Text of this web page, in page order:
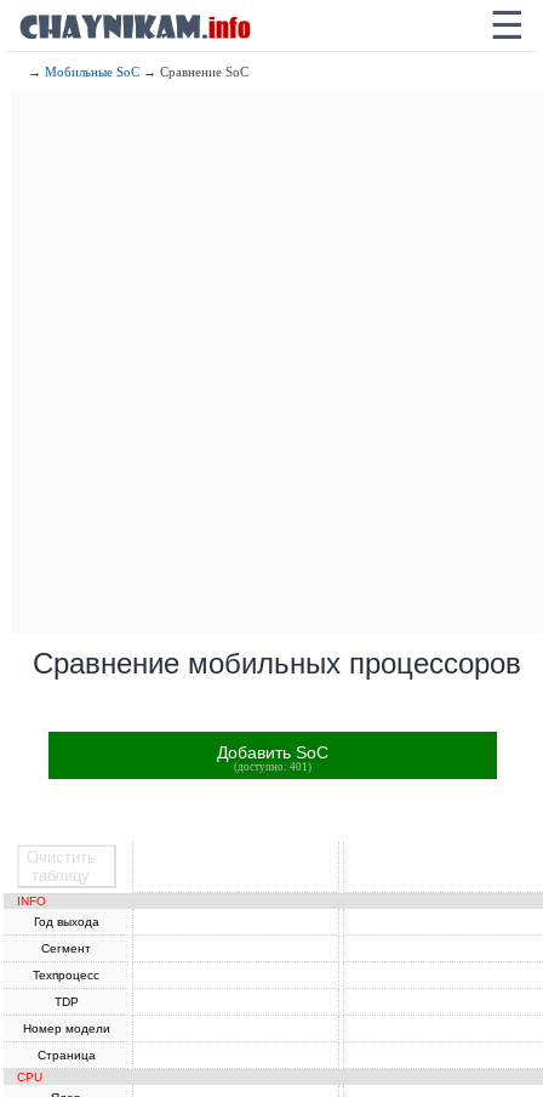
☰
→Мобильные SoC → Сравнение SoC
Сравнение мобильных процессоров
Добавить SoC
(доступно: 401)
Очистить
таблицу
INFO
Год выхода
Сегмент
Техпроцесс
TDP
Номер модели
Страница
CPU